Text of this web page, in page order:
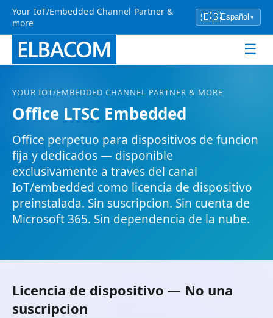
Your IoT/Embedded Channel Partner &
more
🇪🇸Español ▾
☰
YOUR IOT/EMBEDDED CHANNEL PARTNER & MORE
Office LTSC Embedded
Office perpetuo para dispositivos de funcion
fija y dedicados — disponible
exclusivamente a traves del canal
IoT/embedded como licencia de dispositivo
preinstalada. Sin suscripcion. Sin cuenta de
Microsoft 365. Sin dependencia de la nube.
Licencia de dispositivo — No una
suscripcion